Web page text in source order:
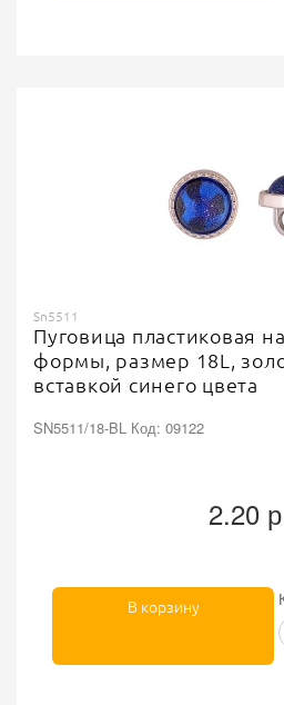
Sn5511
Пуговица пластиковая
формы, размер 18L,
вставкой синего цвета
SN5511/18-BL Код: 09122
2.20
В корзину